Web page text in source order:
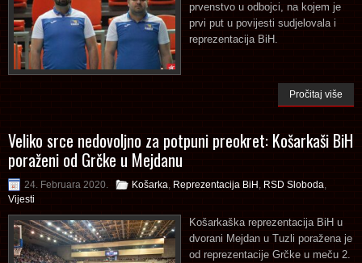
prvenstvo u odbojci, na kojem je
prvi put u povijesti sudjelovala i
reprezentacija BiH.
Pročitaj više
Veliko srce nedovoljno za potpuni preokret: Košarkaši BiH
poraženi od Grčke u Mejdanu
24. Februara 2020. Košarka Reprezentacija BiH RSD Sloboda
Vijesti
Košarkaška reprezentacija BiH u
dvorani Mejdan u Tuzli poražena je
od reprezentacije Grčke u meču 2.